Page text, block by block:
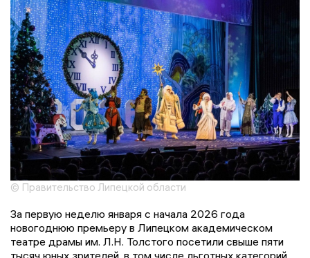
© Правительство Липецкой области
За первую неделю января с начала 2026 года
новогоднюю премьеру в Липецком академическом
театре драмы им. Л.Н. Толстого посетили свыше пяти